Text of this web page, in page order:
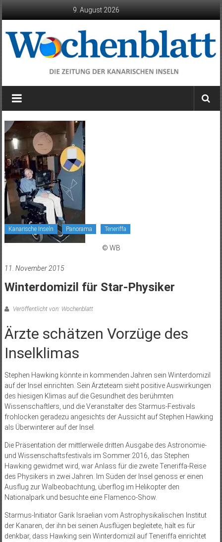
9. August 2026
Wochenblatt
die
der
Kanarischen
Inseln
Kanarische Inseln Panorama Teneriffa
© WB
11. November 2015
Winterdomizil für Star-Physiker
Veröffentlicht von: Wochenblatt
Ärzte schätzen Vorzüge des
Inselklimas
Stephen Hawking könnte in kommenden Jahren sein Winterdomizil
auf der Insel einrichten. Sein Ärzteteam sieht positive Auswirkungen
des hiesigen Klimas auf die Gesundheit des berühmten
Wissenschaftlers, und die Veranstalter des Starmus-Festivals
frohlocken geradezu angesichts der Aussicht auf Stephen Hawking
als Überwinterer auf der Insel.
Die Präsentation der mittlerweile dritten Ausgabe des Astronomie-
und Wissenschaftsfestivals im Sommer 2016, das Stephen
Hawking gewidmet wird, war Anlass für die zweite Teneriffa-Reise
des Physikers in zwei Jahren. Im Süden der Insel genoss er einen
Ausflug zur Walbeobachtung, überflog im Helikopter den
Nationalpark und besuchte eine Flamenco-Show.
Starmus-Initiator Garik Israelian vom Astrophysikalischen Institut
der Kanaren, der ihn bei seinen Ausflügen begleitete, hält es für
denkbar, dass Hawking sein Winterdomizil auf Teneriffa einrichtet